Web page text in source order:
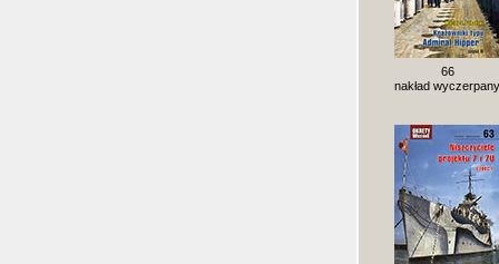
66
nakład wyczerpany